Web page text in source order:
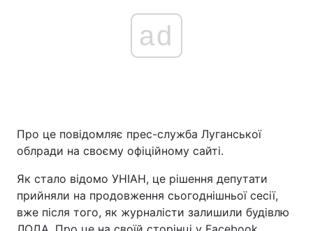
Головна Війна
ad
Про це повідомляє прес-служба Луганської
облради на своєму офіційному сайті.
Як стало відомо УНІАН, це рішення депутати
прийняли на продовження сьогоднішньої сесії,
вже після того, як журналісти залишили будівлю